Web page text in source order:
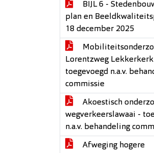
BIJL 6 -
plan en
18 december 2025
Lorentzweg
toegevoegd n.a.v.
commissie
Akoestisch
wegverkeerslawaai -
n.a.v. behandeling
Afweging hogere